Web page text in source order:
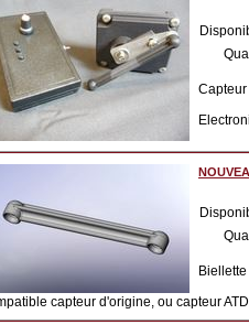
Capteur
capteur d'origine, ou capteur